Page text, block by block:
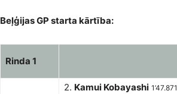
Beļģijas GP starta kārtība:
Rinda 1
2. Kamui Kobayashi 1’47.871